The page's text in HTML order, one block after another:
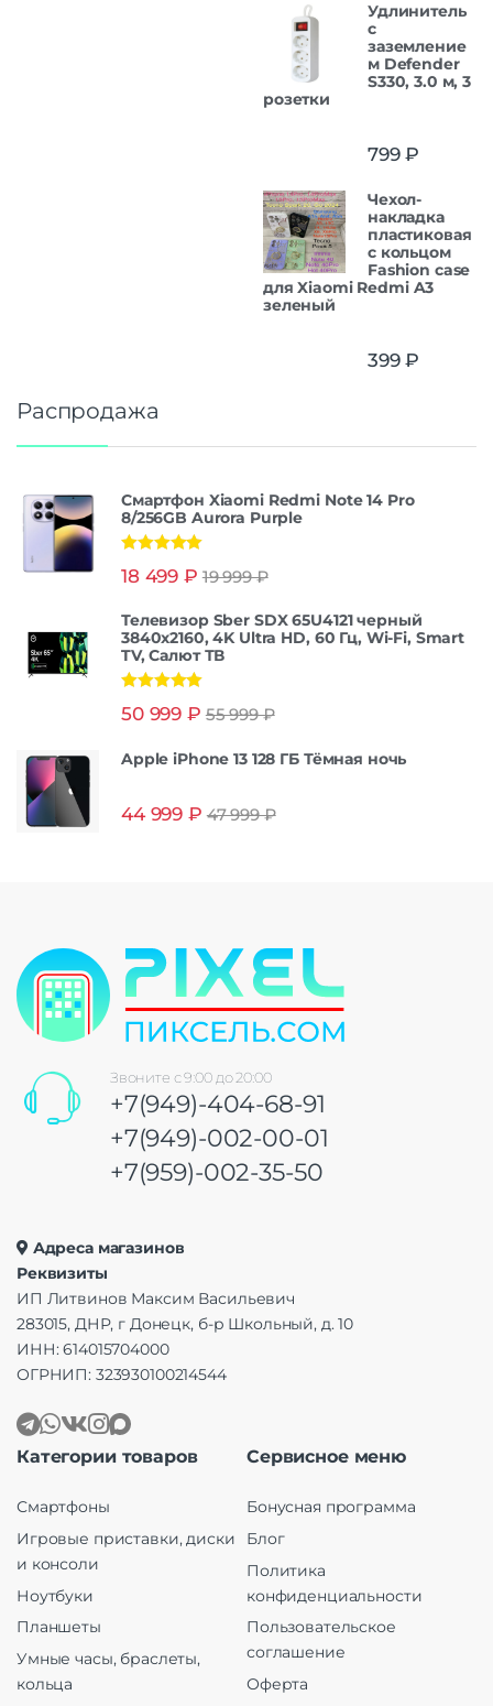
Удлинитель
с
заземление
м Defender
S330, 3.0 м, 3
розетки
799₽
Чехол-
накладка
пластиковая
с кольцом
Fashion case
для Xiaomi Redmi A3
зеленый
399₽
Распродажа
Смартфон Xiaomi Redmi Note 14 Pro
8/256GB Aurora Purple
из 5
18 499 ₽ 19 999₽
Телевизор Sber SDX 65U4121 черный
3840x2160, 4K Ultra HD, 60 Гц, Wi-Fi, Smart
TV, Салют ТВ
из 5
50 999 ₽ 55 999₽
Apple iPhone 13 128 ГБ Тёмная ночь
44 999 ₽ 47 999₽
Звоните с 9:00 до 20:00
+7(949)-404-68-91
+7(949)-002-00-01
+7(959)-002-35-50
Адреса магазинов
Реквизиты
ИП Литвинов Максим Васильевич
283015, ДНР, г Донецк, б-р Школьный, д. 10
ИНН: 614015704000
ОГРНИП: 323930100214544
Категории товаров
Смартфоны
Игровые приставки, диски
и консоли
Ноутбуки
Планшеты
Умные часы, браслеты,
кольца
Сервисное меню
Бонусная программа
Блог
Политика
конфиденциальности
Пользовательское
соглашение
Оферта